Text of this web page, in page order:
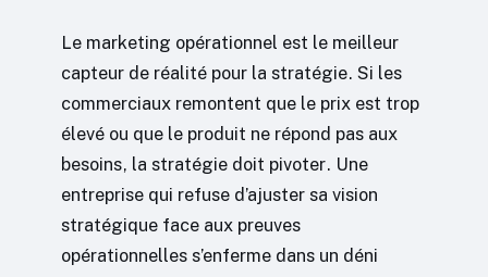
Le marketing opérationnel est le meilleur
capteur de réalité pour la stratégie. Si les
commerciaux remontent que le prix est trop
élevé ou que le produit ne répond pas aux
besoins, la stratégie doit pivoter. Une
entreprise qui refuse d’ajuster sa vision
stratégique face aux preuves
opérationnelles s’enferme dans un déni